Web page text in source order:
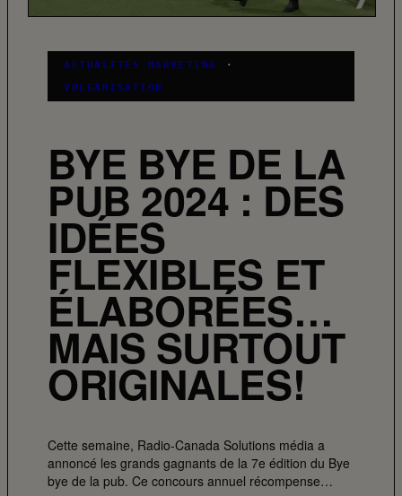
ACTUALITÉS MARKETING
·
VULGARISATION
BYE BYE DE LA
PUB 2024 : DES
IDÉES
FLEXIBLES ET
ÉLABORÉES…
MAIS SURTOUT
ORIGINALES!
Cette semaine, Radio-Canada Solutions média a
annoncé les grands gagnants de la 7e édition du Bye
bye de la pub. Ce concours annuel récompense…